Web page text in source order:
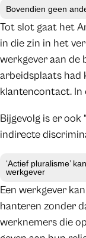
Bovendien geen
Tot slot gaat het
in die zin in het
werkgever aan de
arbeidsplaats had
klantencontact. In
Bijgevolg is er ook
indirecte
‘Actief pluralisme’
werkgever
Een werkgever
hanteren zonder
werknemers die